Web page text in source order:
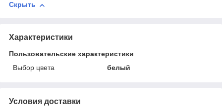
Скрыть
Характеристики
Пользовательские характеристики
Выбор цвета
белый
Условия доставки